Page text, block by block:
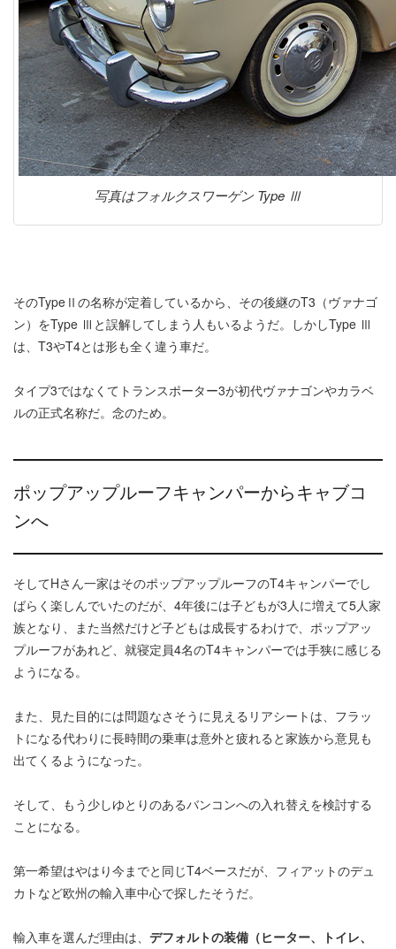
写真はフォルクスワーゲン Type Ⅲ
そのTypeⅡの名称が定着しているから、その後継のT3（ヴァナゴ
ン）をType Ⅲと誤解してしまう人もいるようだ。しかしType Ⅲ
は、T3やT4とは形も全く違う車だ。
タイプ3ではなくてトランスポーター3が初代ヴァナゴンやカラベ
ルの正式名称だ。念のため。
ポップアップルーフキャンパーからキャブコ
ンへ
そしてHさん一家はそのポップアップルーフのT4キャンパーでし
ばらく楽しんでいたのだが、4年後には子どもが3人に増えて5人家
族となり、また当然だけど子どもは成長するわけで、ポップアッ
プルーフがあれど、就寝定員4名のT4キャンパーでは手狭に感じる
ようになる。
また、見た目的には問題なさそうに見えるリアシートは、フラッ
トになる代わりに長時間の乗車は意外と疲れると家族から意見も
出てくるようになった。
そして、もう少しゆとりのあるバンコンへの入れ替えを検討する
ことになる。
第一希望はやはり今までと同じT4ベースだが、フィアットのデュ
カトなど欧州の輸入車中心で探したそうだ。
輸入車を選んだ理由は、 デフォルトの装備（ヒーター、トイレ、